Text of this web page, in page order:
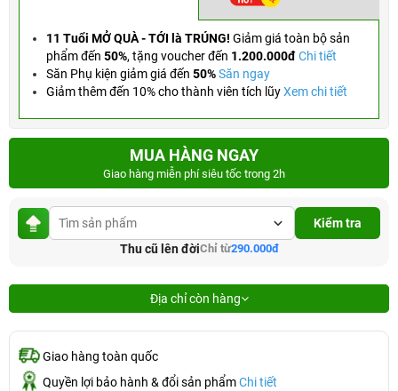
11 Tuổi MỞ QUÀ - TỚI là TRÚNG! Giảm giá toàn bộ sản
phẩm đến 50%, tặng voucher đến 1.200.000đChi tiết
Săn Phụ kiện giảm giá đến 50%Săn ngay
Giảm thêm đến 10% cho thành viên tích lũyXem chi tiết
MUA HÀNG NGAY
Giao hàng miễn phí siêu tốc trong 2h
Kiểm tra
Thu cũ lên đờiChỉ từ290.000đ
Địa chỉ còn hàng
Giao hàng toàn quốc
Quyền lợi bảo hành & đổi sản phẩmChi tiết